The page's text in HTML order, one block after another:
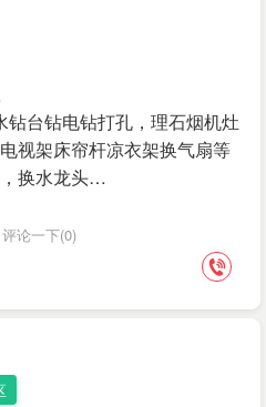
台钻电钻打孔，理石烟机灶
视架床帘杆凉衣架换气扇等
换水龙头…
评论一下(0)